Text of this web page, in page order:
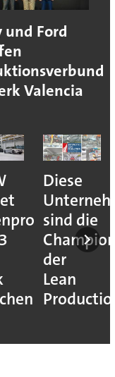
und Ford
Valencia
Diese
sind die
der
Lean